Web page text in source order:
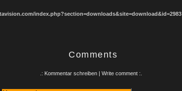
index.php?section=downloads&site=download&id=2983
Comments
.: Kommentar schreiben | Write comment :.